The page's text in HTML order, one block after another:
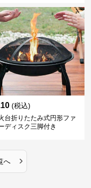
(税込)
台折りたたみ式円形ファ
ディスク三脚付き
へ ›